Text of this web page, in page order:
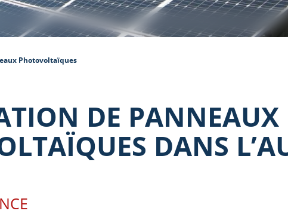
Photovoltaïques
DE PANNEAUX
DANS